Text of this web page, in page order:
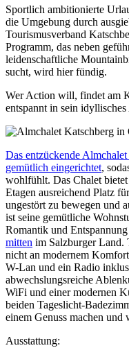
Sportlich ambitionierte
die Umgebung durch
Tourismusverband
Programm, das neben
leidenschaftliche
sucht, wird hier fündig.
Wer Action will, findet am
entspannt in sein
Das entzückende
gemütlich eingerichtet,
wohlfühlt. Das Chalet
Etagen ausreichend Platz
ungestört zu bewegen und
ist seine gemütliche
Romantik und
mitten im Salzburger Land.
nicht an modernem
W-Lan und ein Radio
abwechslungsreiche
WiFi und einer modernen
beiden Tageslicht-
einem Genuss machen und
Ausstattung: